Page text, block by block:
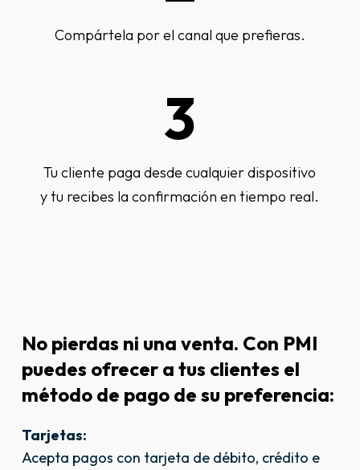
Compártela por el canal que prefieras.
3
Tu cliente paga desde cualquier dispositivo
y tu recibes la confirmación en tiempo real.
No pierdas ni una venta. Con PMI
puedes ofrecer a tus clientes el
método de pago de su preferencia:
Tarjetas:
Acepta pagos con tarjeta de débito, crédito e